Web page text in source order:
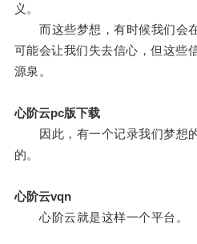
义。
而这些梦想，有时候我们会在
可能会让我们失去信心，但这些
源泉。
心阶云pc版下载
因此，有一个记录我们梦想
的。
心阶云vqn
心阶云就是这样一个平台。